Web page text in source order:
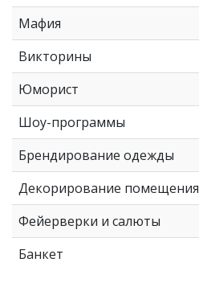
Мафия
Викторины
Юморист
Шоу-программы
Брендирование одежды
Декорирование помещения
Фейерверки и салюты
Банкет